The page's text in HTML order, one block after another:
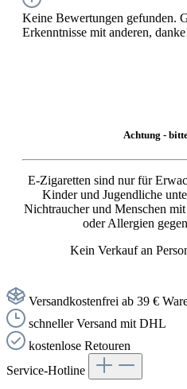
Keine Bewertungen gefunden.
Erkenntnisse mit anderen,
Achtung -
E-Zigaretten sind nur für
Kinder und Jugendliche
Nichtraucher und Menschen
oder Allergien
Kein Verkauf an
Versandkostenfrei ab 39 €
schneller Versand mit DHL
kostenlose Retouren
Service-Hotline